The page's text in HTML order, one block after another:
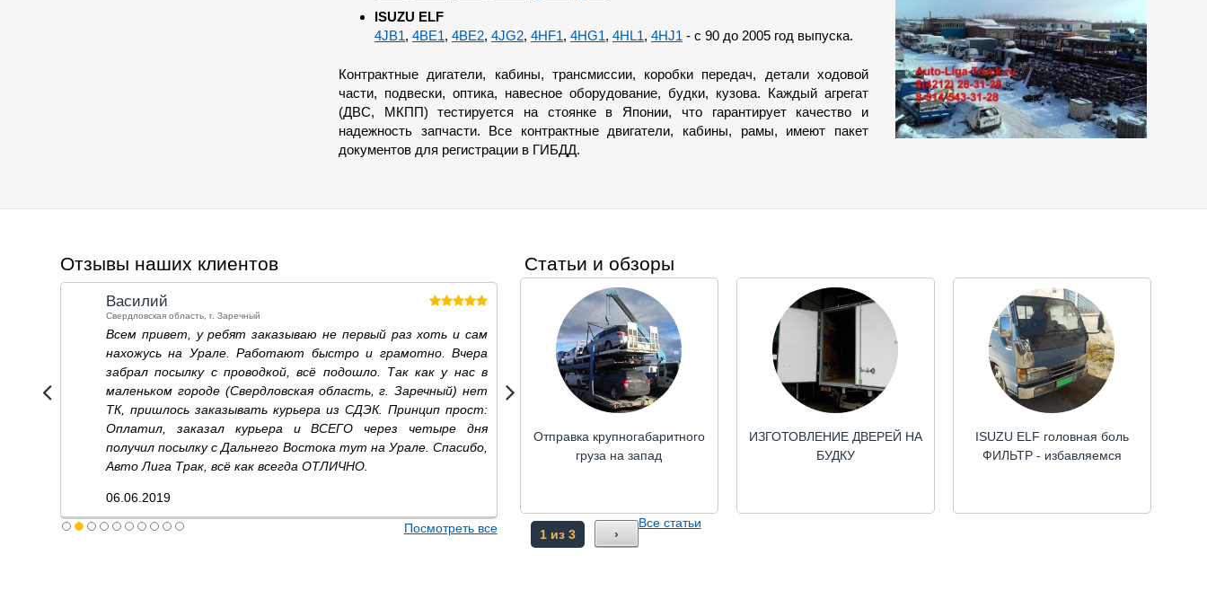
ISUZU ELF
4JB1, 4BE1, 4BE2, 4JG2, 4HF1, 4HG1, 4HL1, 4HJ1 - с 90 до 2005 год выпуска.
Контрактные дигатели, кабины, трансмиссии, коробки передач, детали ходовой
части, подвески, оптика, навесное оборудование, будки, кузова. Каждый агрегат
(ДВС, МКПП) тестируется на стоянке в Японии, что гарантирует качество и
надежность запчасти. Все контрактные двигатели, кабины, рамы, имеют пакет
документов для регистрации в ГИБДД.
Отзывы наших клиентов
Василий
Свердловская область, г. Заречный
Всем привет, у ребят заказываю не первый раз хоть и сам
нахожусь на Урале. Работают быстро и грамотно. Вчера
забрал посылку с проводкой, всё подошло. Так как у нас в
маленьком городе (Свердловская область, г. Заречный) нет
ТК, пришлось заказывать курьера из СДЭК. Принцип прост:
Оплатил, заказал курьера и ВСЕГО через четыре дня
получил посылку с Дальнего Востока тут на Урале. Спасибо,
Авто Лига Tрак, всё как всегда ОТЛИЧНО.
06.06.2019
Александр Стриков
Комсомольск-на-амуре
Отвечают оперативно, отгружено на ТК в день оплаты.
03.06.2019
Денис
Комсомольск-на-Амуре
Заказ выполнен быстро и
24.04.2019
Посмотреть все
Статьи и обзоры
Отправка крупногабаритного
груза на запад
ИЗГОТОВЛЕНИЕ ДВЕРЕЙ НА
БУДКУ
ISUZU ELF головная боль
ФИЛЬТР - избавляемся
1 из 3 ›
Все статьи